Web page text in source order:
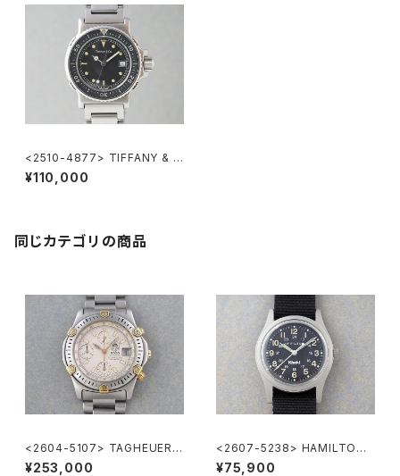
<2510-4877> TIFFANY & C
o. Diver's
¥110,000
同じカテゴリの商品
<2604-5107> TAGHEUER S
uper 2000 Chronograph
¥253,000
<2607-5238> HAMILTON
Khaki
¥75,900